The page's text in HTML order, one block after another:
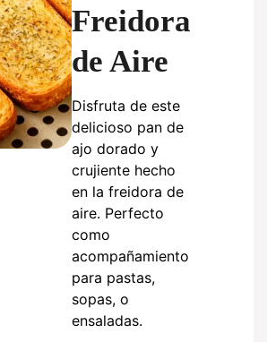
Freidora
de Aire
Disfruta de este
delicioso pan de
ajo dorado y
crujiente hecho
en la freidora de
aire. Perfecto
como
acompañamiento
para pastas,
sopas, o
ensaladas.